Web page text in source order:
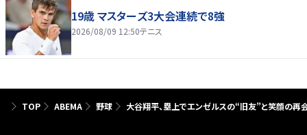
19歳 マスターズ3大会連続で8強
2026/08/09 12:50テニス
TOP ABEMA 野球 大谷翔平、塁上でエンゼルスの“旧友”と笑顔の再